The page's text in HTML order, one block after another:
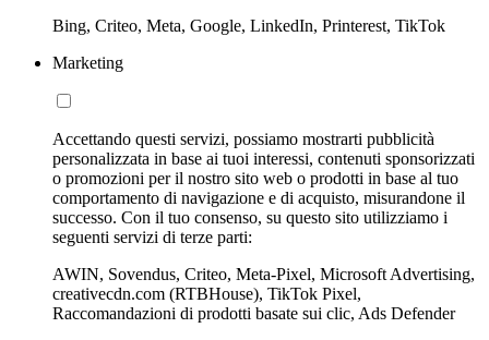
Bing, Criteo, Meta, Google, LinkedIn, Printerest, TikTok
Marketing
Accettando questi servizi, possiamo mostrarti pubblicità
personalizzata in base ai tuoi interessi, contenuti sponsorizzati
o promozioni per il nostro sito web o prodotti in base al tuo
comportamento di navigazione e di acquisto, misurandone il
successo. Con il tuo consenso, su questo sito utilizziamo i
seguenti servizi di terze parti:
AWIN, Sovendus, Criteo, Meta-Pixel, Microsoft Advertising,
creativecdn.com (RTBHouse), TikTok Pixel,
Raccomandazioni di prodotti basate sui clic, Ads Defender